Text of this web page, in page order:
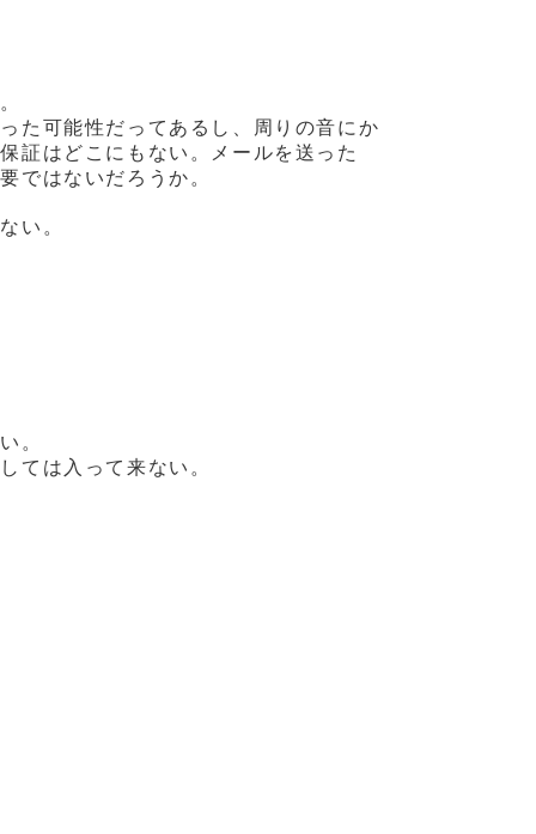
た可能性だってあるし、周りの音にか
証はどこにもない。メールを送った
ではないだろうか。
い。
。
ては入って来ない。